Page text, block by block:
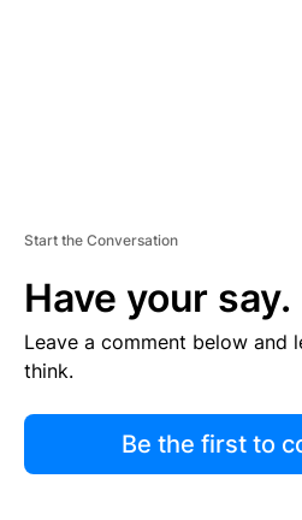
Start the Conversation
Have your say.
Leave a comment below and
think.
Be the first to